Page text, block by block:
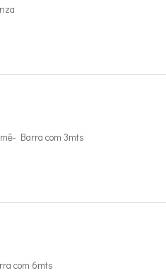
Barra com 3mts
com 6mts